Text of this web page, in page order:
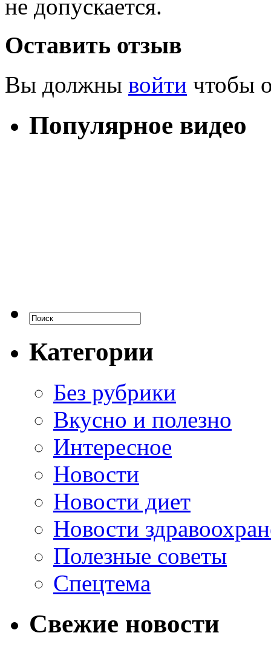
не допускается.
Оставить отзыв
Вы должны войти чтобы
Популярное видео
Категории
Без рубрики
Вкусно и полезно
Интересное
Новости
Новости диет
Новости
Полезные советы
Спецтема
Свежие новости